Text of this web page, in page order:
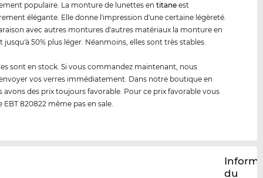
populaire. La monture de lunettes entitane est
élégante. Elle donne l'impression d'une certaine légèreté.
avec autres montures d'autres matériaux la monture en
jusqu'à 50% plus léger. Néanmoins, elles sont très stables.
sont en stock. Si vous commandez maintenant, nous
vos verres immédiatement. Dans notre boutique en
avons des prix toujours favorable. Pour ce prix favorable vous
EBT 820822 même pas en sale.
du